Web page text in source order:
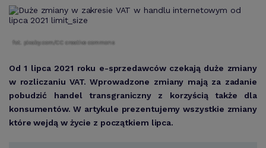
fot. pixaby.com/CC creative commons
Od 1 lipca 2021 roku e-sprzedawców czekają duże zmiany
w rozliczaniu VAT. Wprowadzone zmiany mają za zadanie
pobudzić handel transgraniczny z korzyścią także dla
konsumentów. W artykule prezentujemy wszystkie zmiany
które wejdą w życie z początkiem lipca.